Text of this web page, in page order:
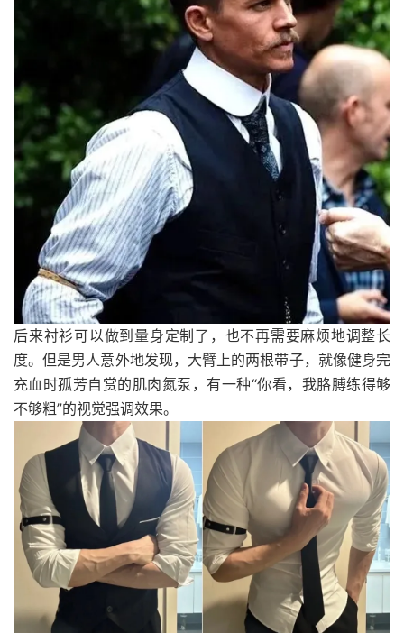
后来衬衫可以做到量身定制了，也不再需要麻烦地调整长
度。但是男人意外地发现，大臂上的两根带子，就像健身完
充血时孤芳自赏的肌肉氮泵，有一种“你看，我胳膊练得够
不够粗”的视觉强调效果。